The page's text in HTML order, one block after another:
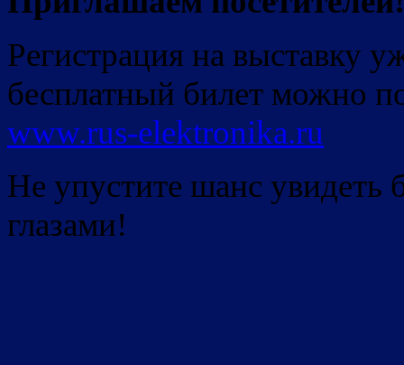
Регистрация на выставку
бесплатный билет можно
www.rus-elektronika.ru
Не упустите шанс увидеть
глазами!